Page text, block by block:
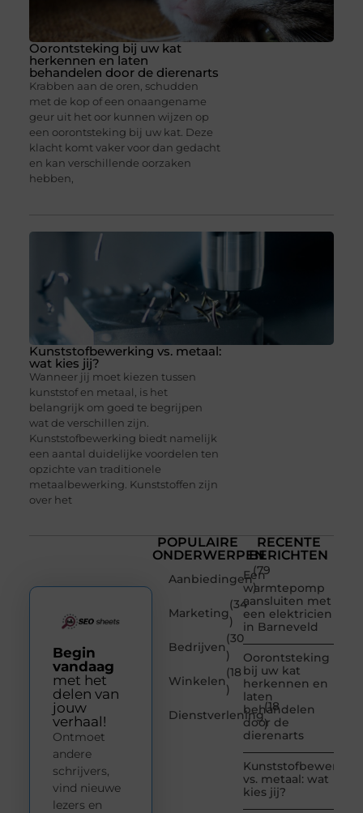
Oorontsteking bij uw kat
herkennen en laten
behandelen door de dierenarts
Krabben aan de oren, schudden
met de kop of een onaangename
geur uit het oor kunnen wijzen op
een oorontsteking bij uw kat. Deze
klacht komt vaker voor dan gedacht
en kan verschillende oorzaken
hebben,
Kunststofbewerking vs. metaal:
wat kies jij?
Wanneer jij moet kiezen tussen
kunststof en metaal, is het
belangrijk om goed te begrijpen
wat de verschillen zijn.
Kunststofbewerking biedt namelijk
een aantal duidelijke voordelen ten
opzichte van traditionele
metaalbewerking. Kunststoffen zijn
over het
POPULAIRE
ONDERWERPEN
Aanbiedingen
(79
)
Marketing
(34
)
Bedrijven
(30
)
Winkelen
(18
)
Dienstverlening
(18
)
RECENTE
BERICHTEN
Een
warmtepomp
aansluiten met
een elektricien
in Barneveld
Oorontsteking
bij uw kat
herkennen en
laten
behandelen
door de
dierenarts
vs. metaal: wat
kies jij?
Begin
vandaag
met het
delen van
jouw
verhaal!
Ontmoet
andere
schrijvers,
vind nieuwe
lezers en